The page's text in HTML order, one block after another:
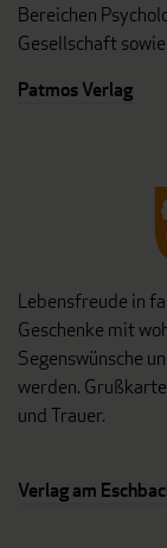
Bereichen
Gesellschaft
Patmos Verlag
Lebensfreude in
Geschenke mit
Segenswünsche
werden.
und Trauer.
Verlag am